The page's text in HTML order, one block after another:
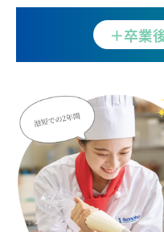
＋卒業